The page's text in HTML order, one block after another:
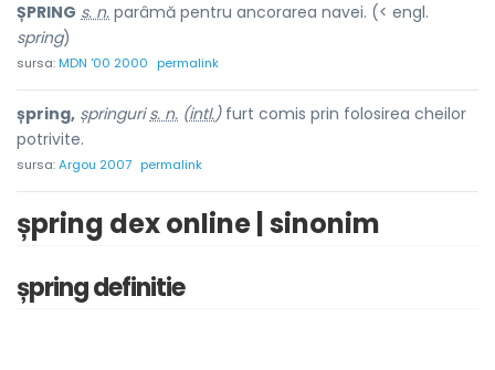
ȘPRING s. n. parâmă pentru ancorarea navei. (< engl.
spring)
sursa:MDN '00 2000 permalink
șpring, șpringuris. n. (intl.)furt comis prin folosirea cheilor
potrivite.
sursa:Argou 2007 permalink
șpring dex online | sinonim
șpring definitie